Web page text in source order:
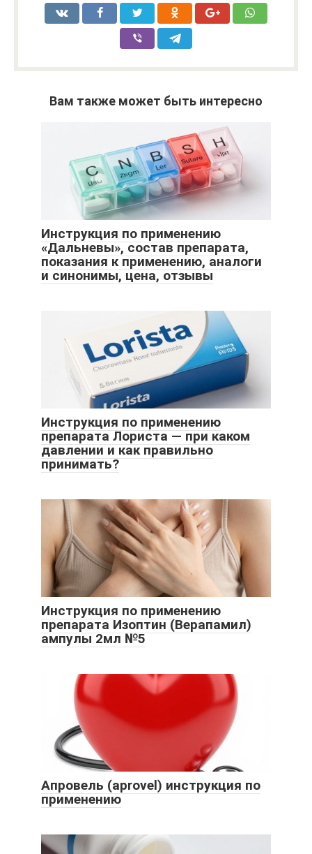
Вам также может быть интересно
Инструкция по применению
«Дальневы», состав препарата,
показания к применению, аналоги
и синонимы, цена, отзывы
Инструкция по применению
препарата Лориста — при каком
давлении и как правильно
принимать?
Инструкция по применению
препарата Изоптин (Верапамил)
ампулы 2мл №5
Апровель (aprovel) инструкция по
применению